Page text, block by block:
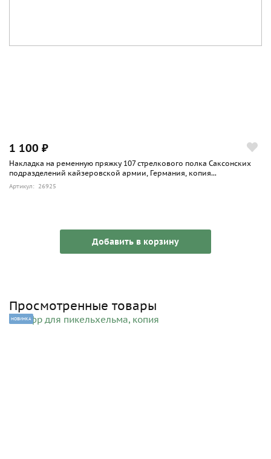
1 100 ₽
Накладка на ременную пряжку 107 стрелкового полка Саксонских
подразделений кайзеровской армии, Германия, копия...
Артикул: 26925
Добавить в корзину
Просмотренные товары
НОВИНКА